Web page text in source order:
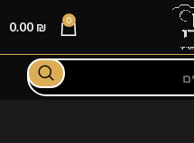
0
0.00 ₪